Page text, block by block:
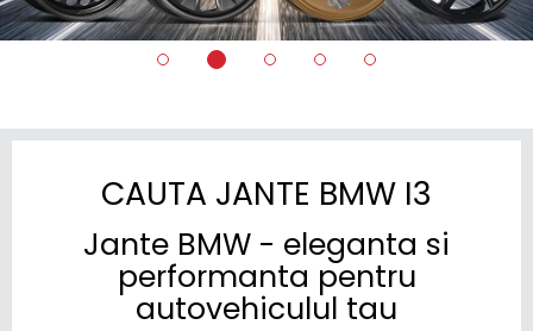
CAUTA JANTE BMW I3
Jante BMW - eleganta si
performanta pentru
autovehiculul tau